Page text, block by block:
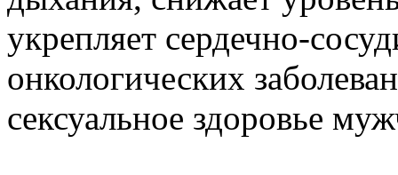
укрепляет сердечно-
онкологических
сексуальное здоровье